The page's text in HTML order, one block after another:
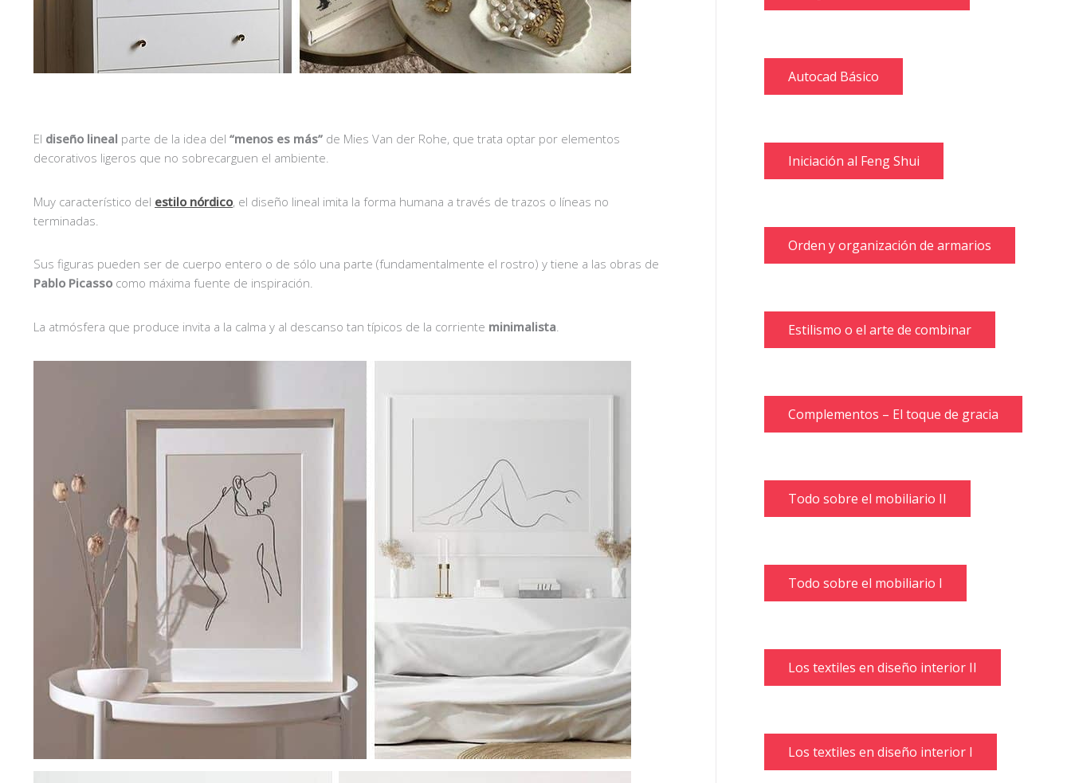
El diseño lineal parte de la idea del “menos es más” de Mies Van der Rohe, que trata optar por elementos
decorativos ligeros que no sobrecarguen el ambiente.
Muy característico del estilo nórdico, el diseño lineal imita la forma humana a través de trazos o líneas no
terminadas.
Sus figuras pueden ser de cuerpo entero o de sólo una parte (fundamentalmente el rostro) y tiene a las obras de
Pablo Picasso como máxima fuente de inspiración.
La atmósfera que produce invita a la calma y al descanso tan típicos de la corriente minimalista.
Autocad Básico
Iniciación al Feng Shui
Orden y organización de armarios
Estilismo o el arte de combinar
Complementos – El toque de gracia
Todo sobre el mobiliario II
Todo sobre el mobiliario I
Los textiles en diseño interior II
Los textiles en diseño interior I